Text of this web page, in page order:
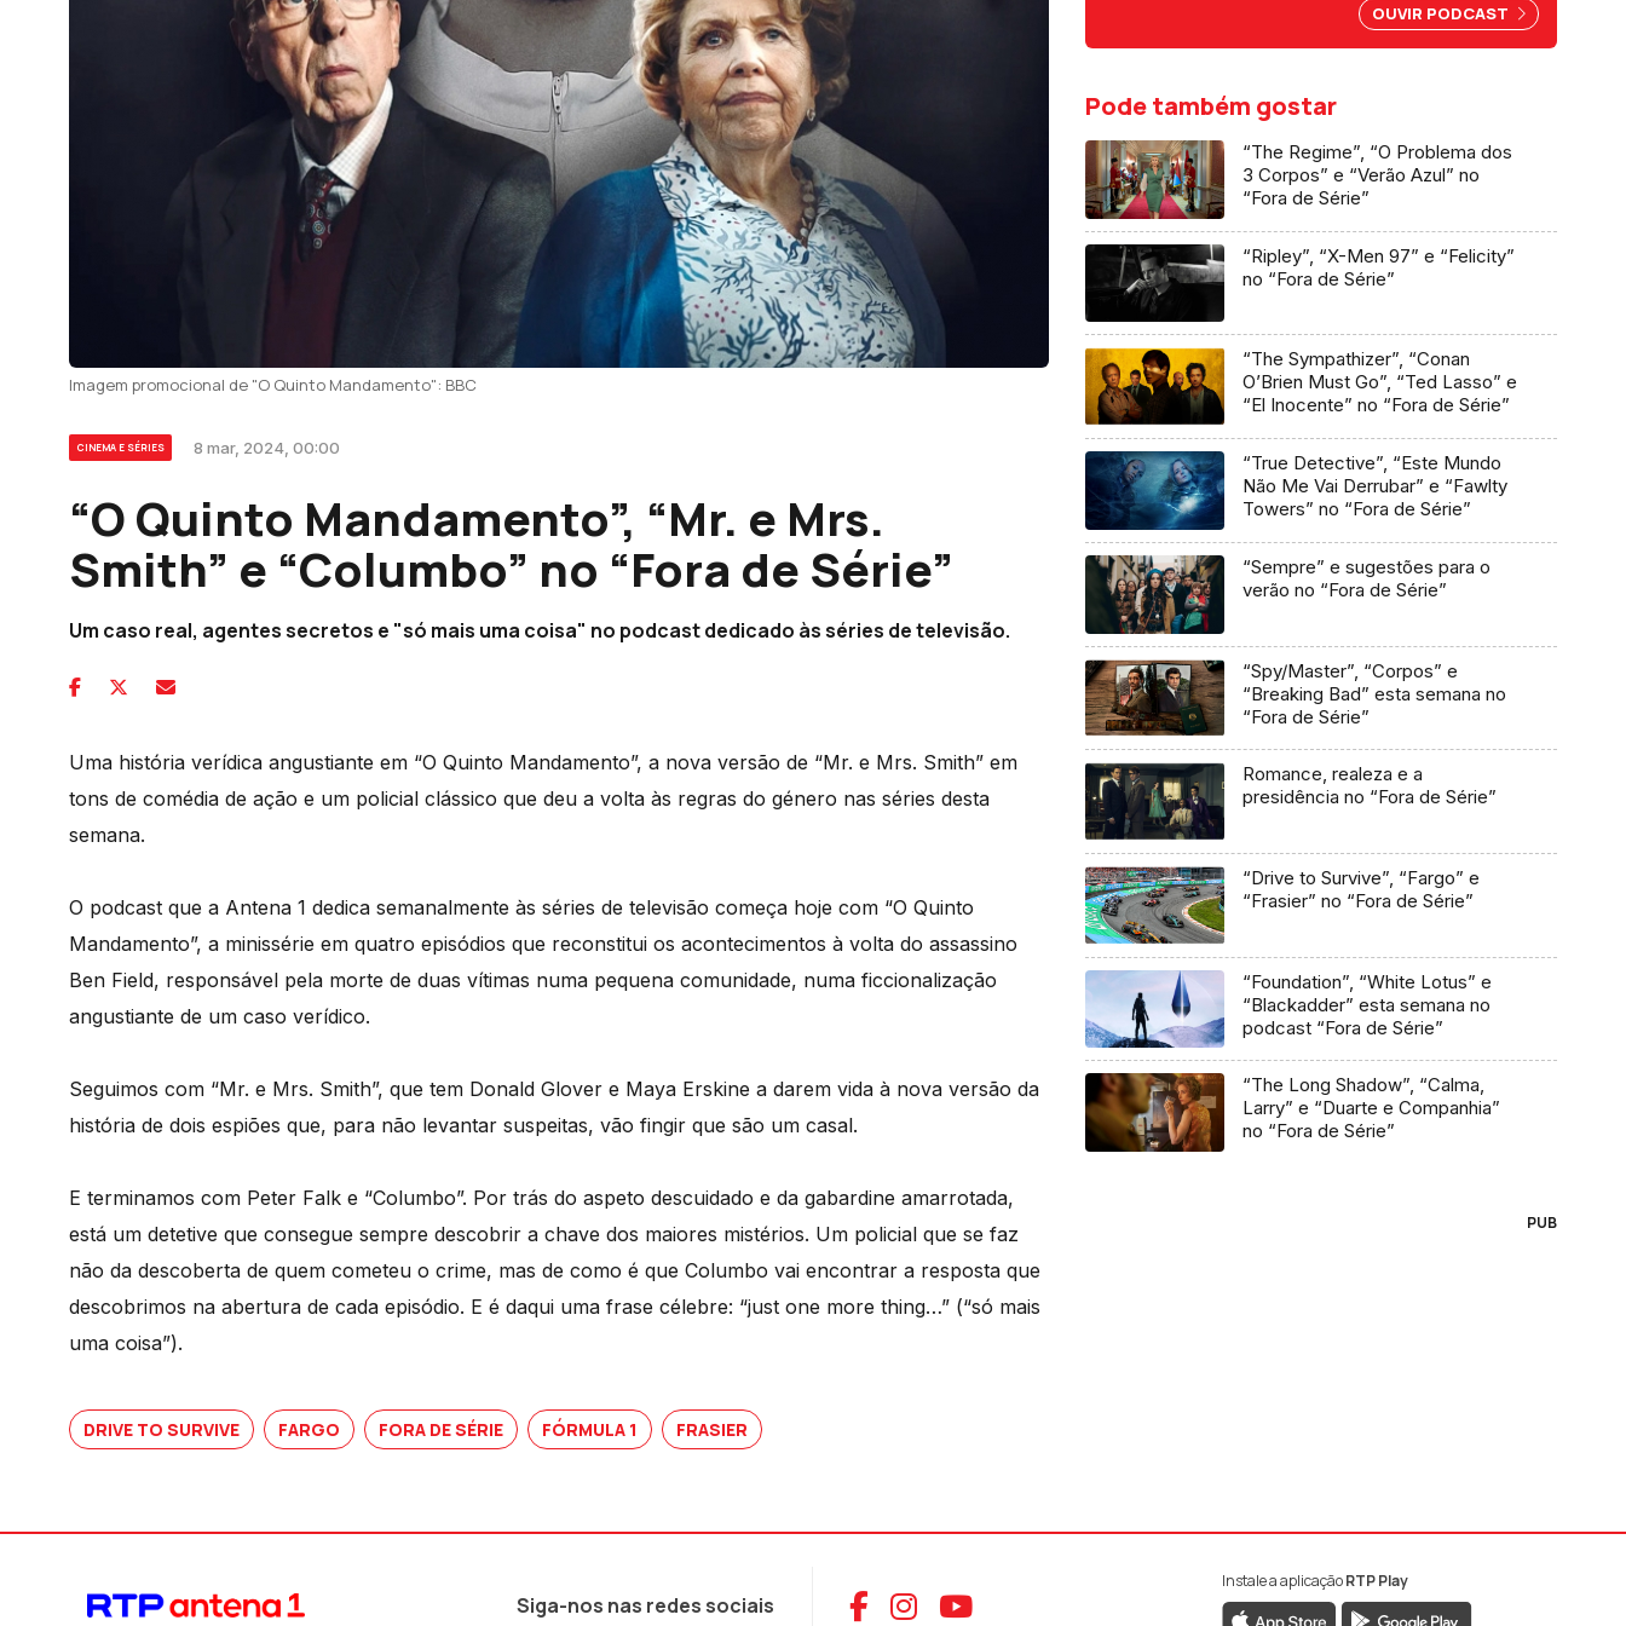
Imagem promocional de "O Quinto Mandamento": BBC
CINEMA E SÉRIES 8 mar, 2024, 00:00
“O Quinto Mandamento”, “Mr. e Mrs.
Smith” e “Columbo” no “Fora de Série”
Um caso real, agentes secretos e "só mais uma coisa" no podcast dedicado às séries de televisão.
Uma história verídica angustiante em “O Quinto Mandamento”, a nova versão de “Mr. e Mrs. Smith” em
tons de comédia de ação e um policial clássico que deu a volta às regras do género nas séries desta
semana.
O podcast que a Antena 1 dedica semanalmente às séries de televisão começa hoje com “O Quinto
Mandamento”, a minissérie em quatro episódios que reconstitui os acontecimentos à volta do assassino
Ben Field, responsável pela morte de duas vítimas numa pequena comunidade, numa ficcionalização
angustiante de um caso verídico.
Seguimos com “Mr. e Mrs. Smith”, que tem Donald Glover e Maya Erskine a darem vida à nova versão da
história de dois espiões que, para não levantar suspeitas, vão fingir que são um casal.
E terminamos com Peter Falk e “Columbo”. Por trás do aspeto descuidado e da gabardine amarrotada,
está um detetive que consegue sempre descobrir a chave dos maiores mistérios. Um policial que se faz
não da descoberta de quem cometeu o crime, mas de como é que Columbo vai encontrar a resposta que
descobrimos na abertura de cada episódio. E é daqui uma frase célebre: “just one more thing…” (“só mais
uma coisa”).
DRIVE TO SURVIVE FARGO FORA DE SÉRIE FÓRMULA 1 FRASIER
Cardoso, Nuno Markl e Carina
OUVIR PODCAST
Pode também gostar
“The Regime”, “O Problema dos
3 Corpos” e “Verão Azul” no
“Fora de Série”
“Ripley”, “X-Men 97” e “Felicity”
no “Fora de Série”
“The Sympathizer”, “Conan
O’Brien Must Go”, “Ted Lasso” e
“El Inocente” no “Fora de Série”
“True Detective”, “Este Mundo
Não Me Vai Derrubar” e “Fawlty
Towers” no “Fora de Série”
“Sempre” e sugestões para o
verão no “Fora de Série”
“Spy/Master”, “Corpos” e
“Breaking Bad” esta semana no
“Fora de Série”
Romance, realeza e a
presidência no “Fora de Série”
“Drive to Survive”, “Fargo” e
“Frasier” no “Fora de Série”
“Foundation”, “White Lotus” e
“Blackadder” esta semana no
podcast “Fora de Série”
“The Long Shadow”, “Calma,
Larry” e “Duarte e Companhia”
no “Fora de Série”
PUB
Siga-nos nas redes sociais Aceder ao Facebook da RTP Antena 1
Aceder ao Instagram da RTP Antena 1
Aceder ao YouTube da RTP Antena 1
Instale a aplicaçãoRTP Play